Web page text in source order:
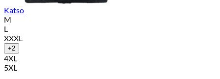
Katso
M
L
XXXL
+2
4XL
5XL